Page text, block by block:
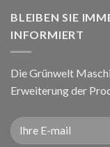
BLEIBEN SIE
INFORMIERT
Die Grünwelt
Erweiterung der